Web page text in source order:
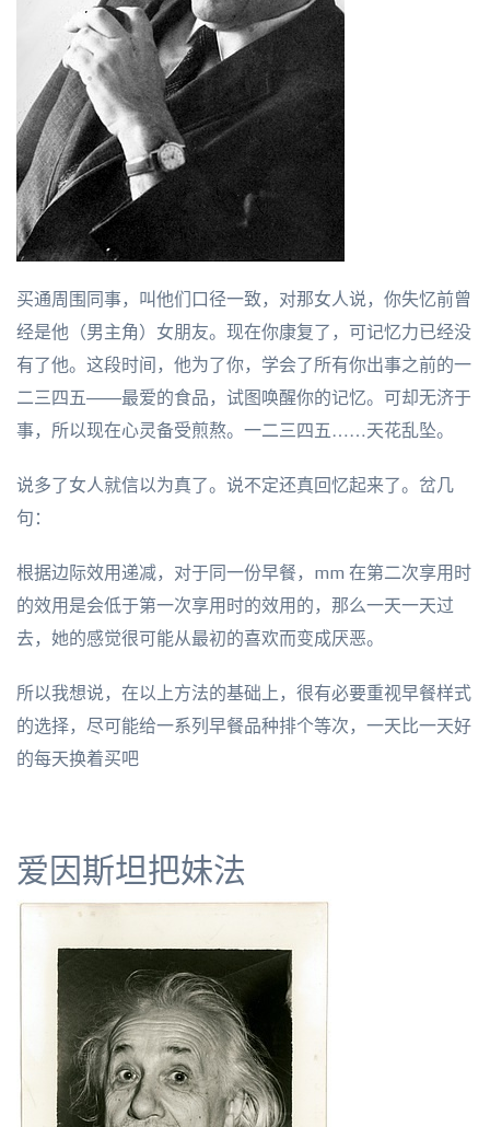
买通周围同事，叫他们口径一致，对那女人说，你失忆前曾
经是他（男主角）女朋友。现在你康复了，可记忆力已经没
有了他。这段时间，他为了你，学会了所有你出事之前的一
二三四五——最爱的食品，试图唤醒你的记忆。可却无济于
事，所以现在心灵备受煎熬。一二三四五……天花乱坠。
说多了女人就信以为真了。说不定还真回忆起来了。岔几
句：
根据边际效用递减，对于同一份早餐，mm 在第二次享用时
的效用是会低于第一次享用时的效用的，那么一天一天过
去，她的感觉很可能从最初的喜欢而变成厌恶。
所以我想说，在以上方法的基础上，很有必要重视早餐样式
的选择，尽可能给一系列早餐品种排个等次，一天比一天好
的每天换着买吧
爱因斯坦把妹法